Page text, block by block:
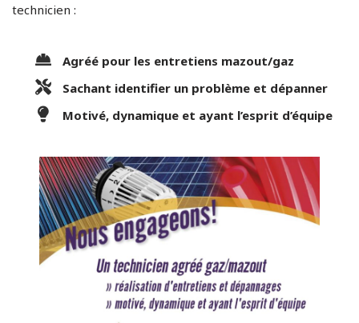
technicien :
Agréé pour les entretiens mazout/gaz
Sachant identifier un problème et dépanner
Motivé, dynamique et ayant l’esprit d’équipe